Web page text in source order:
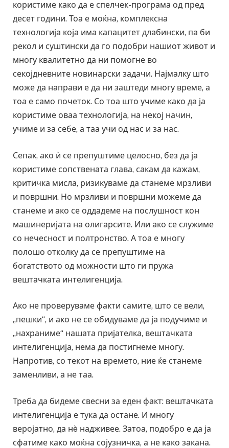
користиме како да е спелчек-програма од пред
десет години. Тоа е моќна, комплексна
технологија која има капацитет длабински, па би
рекол и суштински да го подобри нашиот живот и
многу квалитетно да ни помогне во
секојдневните новинарски задачи. Најмалку што
може да направи е да ни заштеди многу време, а
тоа е само почеток. Со тоа што учиме како да ја
користиме оваа технологија, на некој начин,
учиме и за себе, а таа учи од нас и за нас.
Сепак, ако ѝ се препуштиме целосно, без да ја
користиме сопствената глава, сакам да кажам,
критичка мисла, ризикуваме да станеме мрзливи
и површни. Но мрзливи и површни можеме да
станеме и ако се оддадеме на послушност кон
машинеријата на олигарсите. Или ако се служиме
со нечесност и полтронство. А тоа е многу
полошо отколку да се препуштиме на
богатството од можности што ги пружа
вештачката интелигенција.
Ако не проверуваме факти самите, што се вели,
„пешки“, и ако не се обидуваме да ја подучиме и
„нахраниме“ нашата пријателка, вештачката
интелигенција, нема да постигнеме многу.
Напротив, со текот на времето, ние ќе станеме
заменливи, а не таа.
Треба да бидеме свесни за еден факт: вештачката
интелигенција е тука да остане. И многу
веројатно, да нè надживее. Затоа, подобро е да ја
сфатиме како моќна сојузничка, а не како закана.